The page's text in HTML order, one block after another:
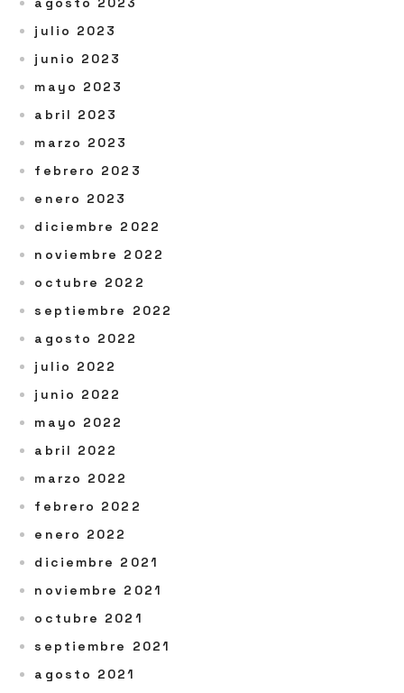
julio 2023
junio 2023
mayo 2023
abril 2023
marzo 2023
febrero 2023
enero 2023
diciembre 2022
noviembre 2022
octubre 2022
septiembre 2022
agosto 2022
julio 2022
junio 2022
mayo 2022
abril 2022
marzo 2022
febrero 2022
enero 2022
diciembre 2021
noviembre 2021
octubre 2021
septiembre 2021
agosto 2021